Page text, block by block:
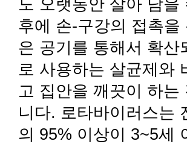
도 오랫동안 살아 남
후에 손-구강의 접촉
은 공기를 통해서 확
로 사용하는 살균제와
고 집안을 깨끗이 하
니다. 로타바이러스는
의 95% 이상이 3~5세